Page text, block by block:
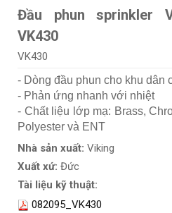
Đầu phun sprinkler
VK430
VK430
- Dòng đầu phun cho khu dân
- Phản ứng nhanh với nhiệt
- Chất liệu lớp mạ: Brass,
Polyester và ENT
Nhà sản xuất: Viking
Xuất xứ: Đức
Tài liệu kỹ thuật:
082095_VK430